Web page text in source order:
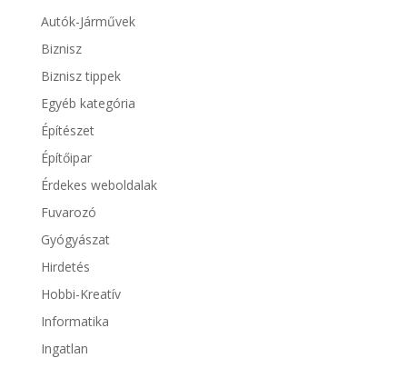
Autók-Járművek
Biznisz
Biznisz tippek
Egyéb kategória
Építészet
Építőipar
Érdekes weboldalak
Fuvarozó
Gyógyászat
Hirdetés
Hobbi-Kreatív
Informatika
Ingatlan